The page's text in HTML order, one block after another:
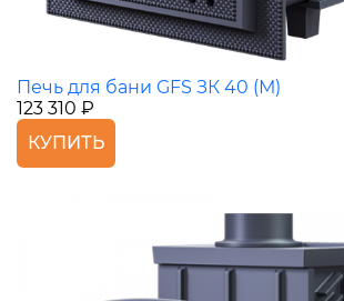
Печь для бани GFS ЗК 40 (М)
123 310 ₽
КУПИТЬ